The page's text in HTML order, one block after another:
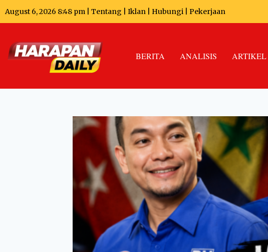
August 6, 2026 8:48 pm | Tentang Iklan Hubungi Pekerjaan
BERITA ANALISIS ARTIKEL